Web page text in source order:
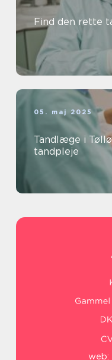
Find den rette
05. maj 2025
Tandlæge i
tandpleje
web: